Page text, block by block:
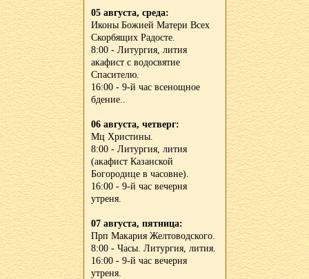
05 августа, среда:
Иконы Божией Матери Всех
Скорбящих Радосте.
8:00 - Литургия, лития
акафист с водосвятие
Спасителю.
16:00 - 9-й час всенощное
бдение..
06 августа, четверг:
Мц Христины.
8:00 - Литургия, лития
(акафист Казанской
Богородице в часовне).
16:00 - 9-й час вечерня
утреня.
07 августа, пятница:
Прп Макария Желтоводского.
8:00 - Часы. Литургия, лития.
16:00 - 9-й час вечерня
утреня.